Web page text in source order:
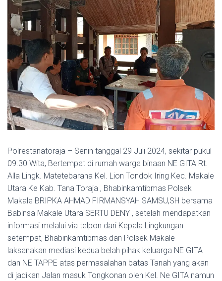
Polrestanatoraja – Senin tanggal 29 Juli 2024, sekitar pukul
09.30 Wita, Bertempat di rumah warga binaan NE GITA Rt.
Alla Lingk. Matetebarana Kel. Lion Tondok Iring Kec. Makale
Utara Ke Kab. Tana Toraja , Bhabinkamtibmas Polsek
Makale BRIPKA AHMAD FIRMANSYAH SAMSU,SH bersama
Babinsa Makale Utara SERTU DENY , setelah mendapatkan
informasi melalui via telpon dari Kepala Lingkungan
setempat, Bhabinkamtibmas dan Polsek Makale
laksanakan mediasi kedua belah pihak keluarga NE GITA
dan NE TAPPE atas permasalahan batas Tanah yang akan
di jadikan Jalan masuk Tongkonan oleh Kel. Ne GITA namun